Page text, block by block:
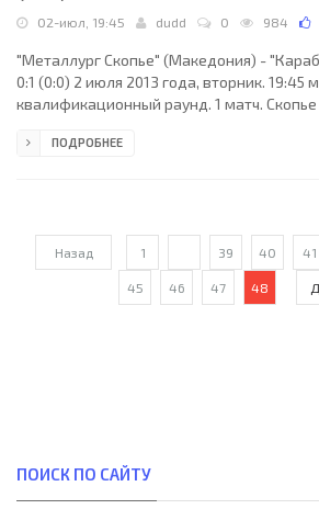
02-июл, 19:45 dudd 0 984
"Металлург Скопье" (Македония) -
0:1 (0:0) 2 июля 2013 года, вторник. 19:45
квалификационный раунд. 1 матч.
Кристофферсен, Хенрик Сендербю,
Пеев, Марко Симоновски (Кемал
Митрев (к), Марьян
ПОДРОБНЕЕ
Назад 1 39 40 41
45 46 47 48
ПОИСК ПО САЙТУ